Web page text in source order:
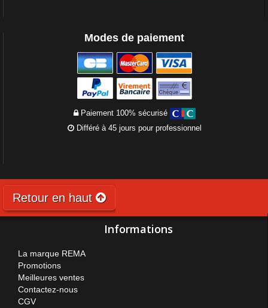
Modes de paiement
Paiement 100% sécurisé
Différé à 45 jours pour professionnel
Retour en haut
Informations
La marque REMA
Promotions
Meilleures ventes
Contactez-nous
CGV